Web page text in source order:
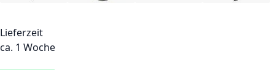
Lieferzeit
ca. 1 Woche